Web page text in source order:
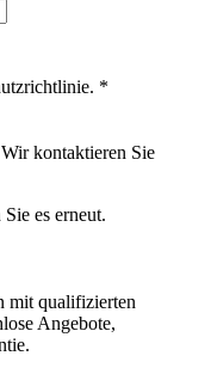
*
kontaktieren Sie
es erneut.
mit qualifizierten
Angebote,